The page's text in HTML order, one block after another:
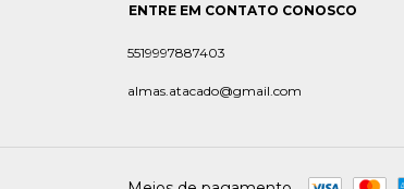
ENTRE EM CONTATO CONOSCO
5519997887403
almas.atacado@gmail.com